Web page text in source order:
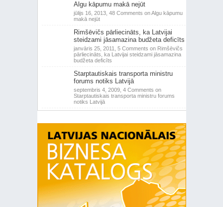
Algu kāpumu makā nejūt
jūlijs 16, 2013, 48 Comments on Algu kāpumu
makā nejūt
Rimšēvičs pārliecināts, ka Latvijai
steidzami jāsamazina budžeta deficīts
janvāris 25, 2011, 5 Comments on Rimšēvičs
pārliecināts, ka Latvijai steidzami jāsamazina
budžeta deficīts
Starptautiskais transporta ministru
forums notiks Latvijā
septembris 4, 2009, 4 Comments on
Starptautiskais transporta ministru forums
notiks Latvijā